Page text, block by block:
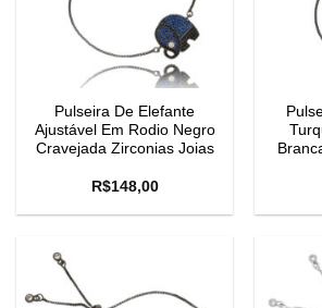
Pulseira De Elefante
Ajustável Em Rodio Negro
Cravejada Zirconias Joias
R$148,00